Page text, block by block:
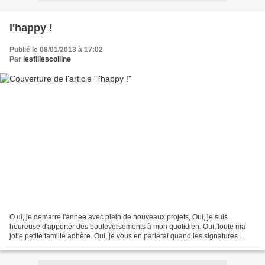
l'happy !
Publié le 08/01/2013 à 17:02
Par lesfillescolline
O ui, je démarre l'année avec plein de nouveaux projets, Oui, je suis
heureuse d'apporter des bouleversements à mon quotidien. Oui, toute ma
jolie petite famille adhère. Oui, je vous en parlerai quand les signatures